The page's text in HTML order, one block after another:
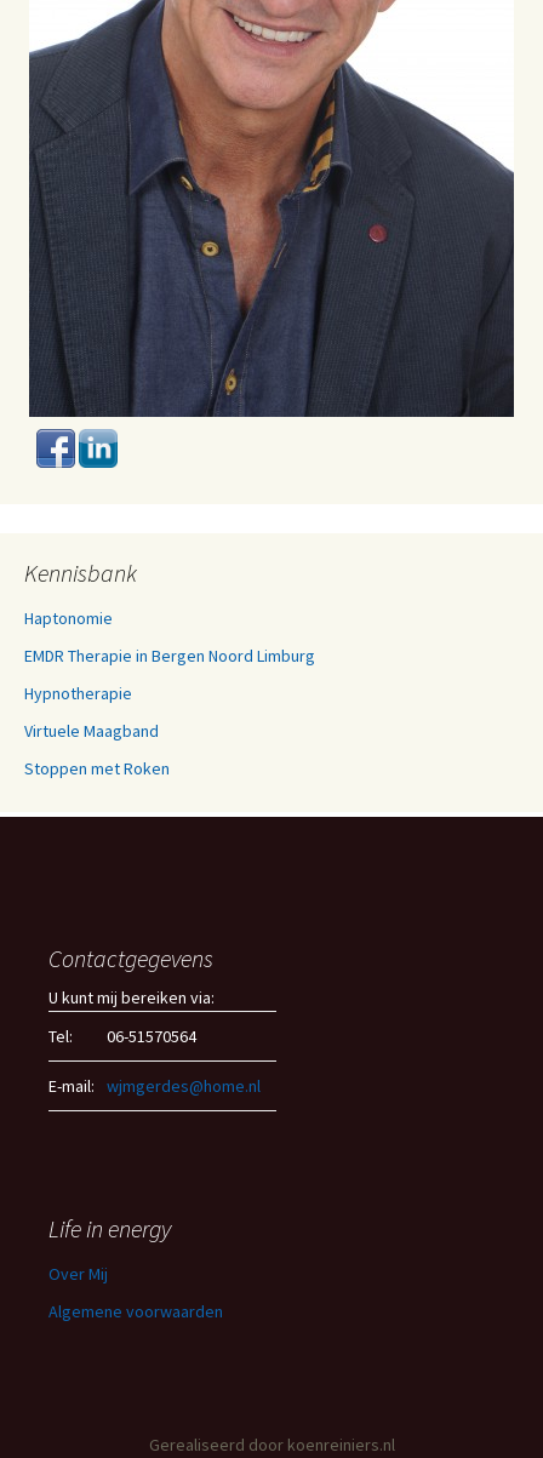
Kennisbank
Haptonomie
EMDR Therapie in Bergen Noord Limburg
Hypnotherapie
Virtuele Maagband
Stoppen met Roken
Contactgegevens
U kunt mij bereiken via:
Tel:
06-51570564
E-mail: wjmgerdes@home.nl
Life in energy
Over Mij
Algemene voorwaarden
Gerealiseerd door koenreiniers.nl